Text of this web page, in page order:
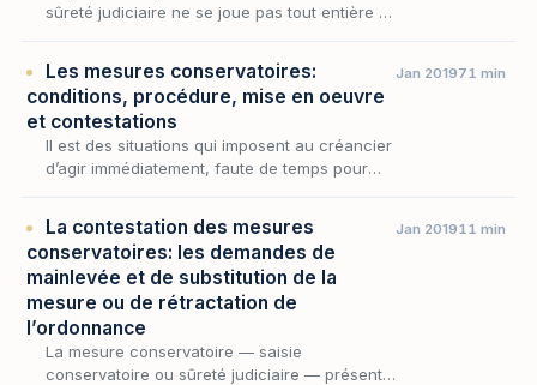
sûreté judiciaire ne se joue pas tout entière au
rang,…
Les mesures conservatoires:
conditions, procédure, mise en oeuvre
et contestations
Il est des situations qui imposent au créancier
d’agir immédiatement, faute de temps pour
en…
Jan 201971 min
La contestation des mesures
conservatoires: les demandes de
mainlevée et de substitution de la
mesure ou de rétractation de
l’ordonnance
La mesure conservatoire — saisie
conservatoire ou sûreté judiciaire — présente
Jan 201911 min